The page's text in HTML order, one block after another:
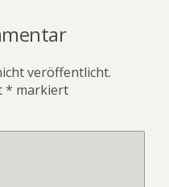
veröffentlicht.
* markiert